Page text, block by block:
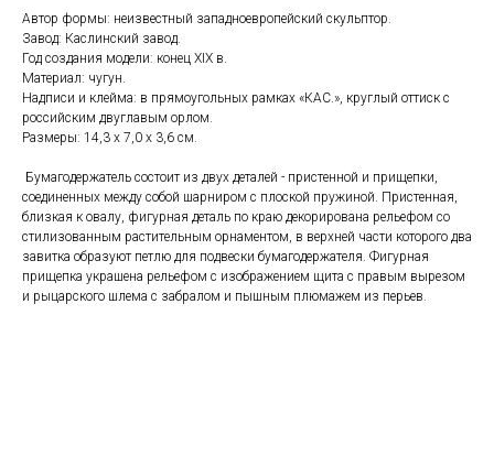
Автор формы: неизвестный западноевропейский скульптор.
Завод: Каслинский завод.
Год создания модели: конец XIX в.
Материал: чугун.
Надписи и клейма: в прямоугольных рамках «КАС.», круглый оттиск с
российским двуглавым орлом.
Размеры: 14,3 x 7,0 x 3,6 см.
Бумагодержатель состоит из двух деталей - пристенной и прищепки,
соединенных между собой шарниром с плоской пружиной. Пристенная,
близкая к овалу, фигурная деталь по краю декорирована рельефом со
стилизованным растительным орнаментом, в верхней части которого два
завитка образуют петлю для подвески бумагодержателя. Фигурная
прищепка украшена рельефом с изображением щита с правым вырезом
и рыцарского шлема с забралом и пышным плюмажем из перьев.